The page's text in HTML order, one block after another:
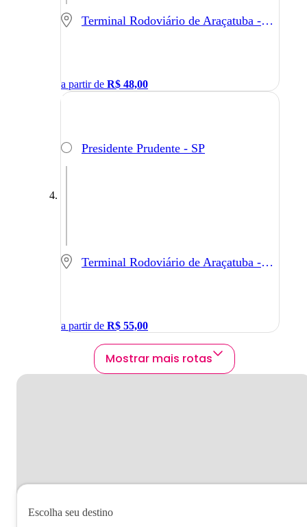
Terminal Rodoviário de Araçatuba - Araçatuba - SP
a partir de R$ 48,00
Presidente Prudente - SP
Terminal Rodoviário de Araçatuba - Araçatuba - SP
a partir de R$ 55,00
Mostrar mais rotas
Escolha seu destino